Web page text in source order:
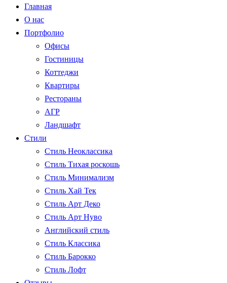
Главная
О нас
Портфолио
Офисы
Гостиницы
Коттеджи
Квартиры
Рестораны
АГР
Ландшафт
Стили
Стиль Неоклассика
Стиль Тихая роскошь
Стиль Минимализм
Стиль Хай Тек
Стиль Арт Деко
Стиль Арт Нуво
Английский стиль
Стиль Классика
Стиль Барокко
Стиль Лофт